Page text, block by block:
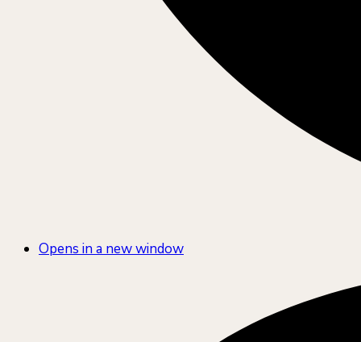
Opens in a new window